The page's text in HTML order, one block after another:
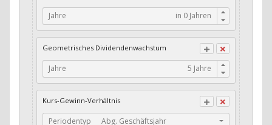
Buffett's Alpha: Wachstum Residual Net
Income / Book Value
Cash-Quote
CFO / Interest Expense
Current Ratio
Jahre
Geometrisches Dividendenwachstum
Jahre
Kurs-Gewinn-Verhältnis
Periodentyp
Abg. Geschäftsjahr